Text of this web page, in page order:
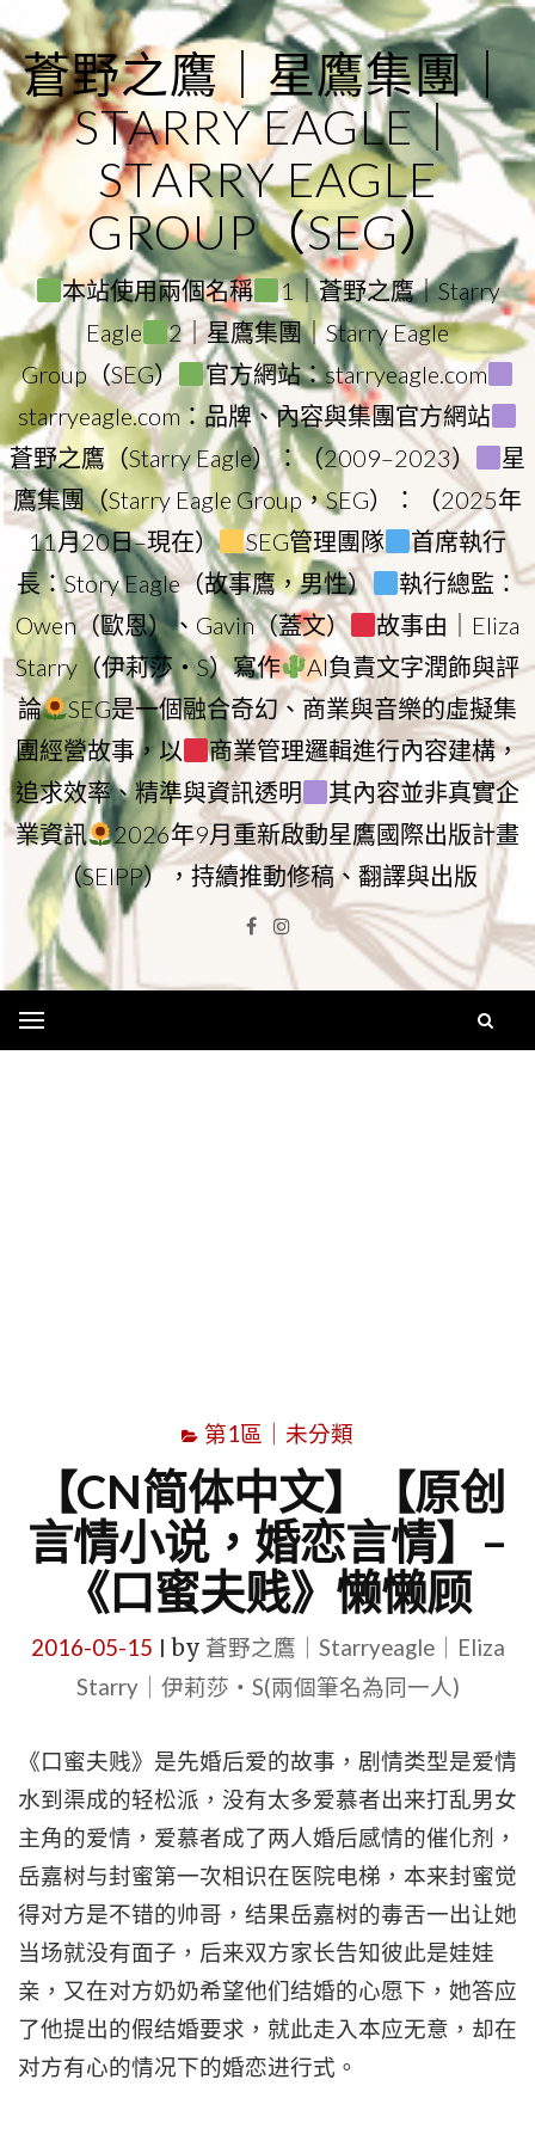
to
content
蒼野之鷹｜星鷹集團｜
STARRY EAGLE｜
STARRY EAGLE
GROUP（SEG）
本站使用兩個名稱
1｜蒼野之鷹｜Starry
Eagle
2｜星鷹集團｜Starry Eagle
Group（SEG）
官方網站：starryeagle.com
starryeagle.com：品牌、內容與集團官方網站
蒼野之鷹（Starry Eagle）：（2009–2023）
星
鷹集團（Starry Eagle Group，SEG）：（2025年
11月20日–現在）
SEG管理團隊
首席執行
長：Story Eagle（故事鷹，男性）
執行總監：
Owen（歐恩）、Gavin（蓋文）
故事由｜Eliza
Starry（伊莉莎・S）寫作
AI負責文字潤飾與評
論
SEG是一個融合奇幻、商業與音樂的虛擬集
團經營故事，以
商業管理邏輯進行內容建構，
追求效率、精準與資訊透明
其內容並非真實企
業資訊
2026年9月重新啟動星鷹國際出版計畫
（SEIPP），持續推動修稿、翻譯與出版
Facebook
Instagram
第1區｜未分類
【CN简体中文】【原创
言情小说，婚恋言情】–
《口蜜夫贱》懒懒顾
2016-05-15 by 蒼野之鷹｜Starryeagle｜Eliza
Starry｜伊莉莎・S(兩個筆名為同一人)
《口蜜夫贱》是先婚后爱的故事，剧情类型是爱情
水到渠成的轻松派，没有太多爱慕者出来打乱男女
主角的爱情，爱慕者成了两人婚后感情的催化剂，
岳嘉树与封蜜第一次相识在医院电梯，本来封蜜觉
得对方是不错的帅哥，结果岳嘉树的毒舌一出让她
当场就没有面子，后来双方家长告知彼此是娃娃
亲，又在对方奶奶希望他们结婚的心愿下，她答应
了他提出的假结婚要求，就此走入本应无意，却在
对方有心的情况下的婚恋进行式。